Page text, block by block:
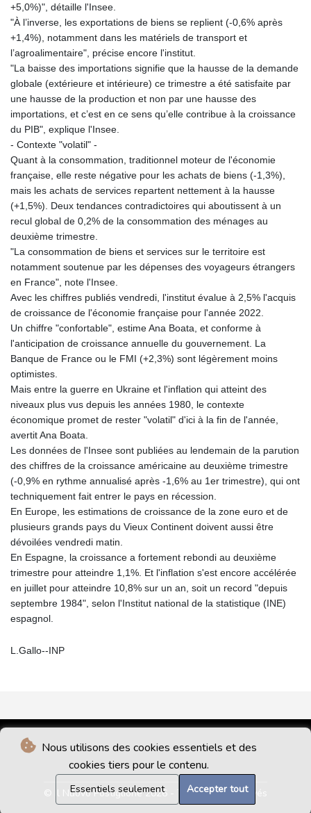
Nous utilisons des cookies essentiels et des
cookies tiers pour le contenu.
Essentiels seulement Accepter tout
+5,0%)", détaille l'Insee.
"À l’inverse, les exportations de biens se replient (-0,6% après
+1,4%), notamment dans les matériels de transport et
l’agroalimentaire", précise encore l'institut.
"La baisse des importations signifie que la hausse de la demande
globale (extérieure et intérieure) ce trimestre a été satisfaite par
une hausse de la production et non par une hausse des
importations, et c’est en ce sens qu’elle contribue à la croissance
du PIB", explique l'Insee.
- Contexte "volatil" -
Quant à la consommation, traditionnel moteur de l'économie
française, elle reste négative pour les achats de biens (-1,3%),
mais les achats de services repartent nettement à la hausse
(+1,5%). Deux tendances contradictoires qui aboutissent à un
recul global de 0,2% de la consommation des ménages au
deuxième trimestre.
"La consommation de biens et services sur le territoire est
notamment soutenue par les dépenses des voyageurs étrangers
en France", note l'Insee.
Avec les chiffres publiés vendredi, l'institut évalue à 2,5% l'acquis
de croissance de l'économie française pour l'année 2022.
Un chiffre "confortable", estime Ana Boata, et conforme à
l'anticipation de croissance annuelle du gouvernement. La
Banque de France ou le FMI (+2,3%) sont légèrement moins
optimistes.
Mais entre la guerre en Ukraine et l'inflation qui atteint des
niveaux plus vus depuis les années 1980, le contexte
économique promet de rester "volatil" d'ici à la fin de l'année,
avertit Ana Boata.
Les données de l'Insee sont publiées au lendemain de la parution
des chiffres de la croissance américaine au deuxième trimestre
(-0,9% en rythme annualisé après -1,6% au 1er trimestre), qui ont
techniquement fait entrer le pays en récession.
En Europe, les estimations de croissance de la zone euro et de
plusieurs grands pays du Vieux Continent doivent aussi être
dévoilées vendredi matin.
En Espagne, la croissance a fortement rebondi au deuxième
trimestre pour atteindre 1,1%. Et l'inflation s'est encore accélérée
en juillet pour atteindre 10,8% sur un an, soit un record "depuis
septembre 1984", selon l'Institut national de la statistique (INE)
espagnol.
L.Gallo--INP
© Il Nuovo Postiglione 2026 - Tous droits réservés